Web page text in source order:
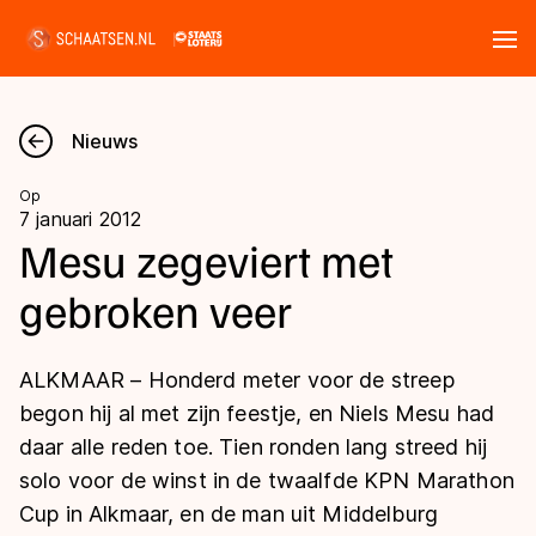
Nieuws
Kalender
Disciplines
Langebaan
Shorttrack
Inlineskaten
Uitslagen
Langebaan
Shorttrack
Marathon
Tijden & historie
Ranglijsten Langebaan
Nieuws
Op
7 januari 2012
Mesu zegeviert met
gebroken veer
ALKMAAR – Honderd meter voor de streep
begon hij al met zijn feestje, en Niels Mesu had
daar alle reden toe. Tien ronden lang streed hij
solo voor de winst in de twaalfde KPN Marathon
Cup in Alkmaar, en de man uit Middelburg